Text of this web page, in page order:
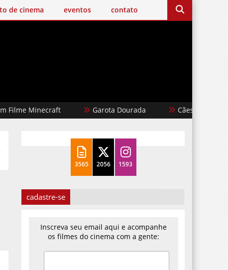
de cinema eventos contato
Minecraft Garota Dourada Cães de Aluguel
3565 2056 1593
cadastre-se
Inscreva seu email aqui e acompanhe
os filmes do cinema com a gente: